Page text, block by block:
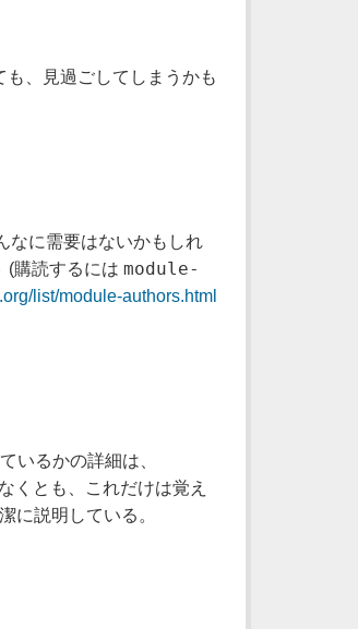
、見過ごしてしまうかも
なに需要はないかもしれ
(購読するにはmodule-
list/module-authors.html
いるかの詳細は、
くとも、これだけは覚え
に説明している。